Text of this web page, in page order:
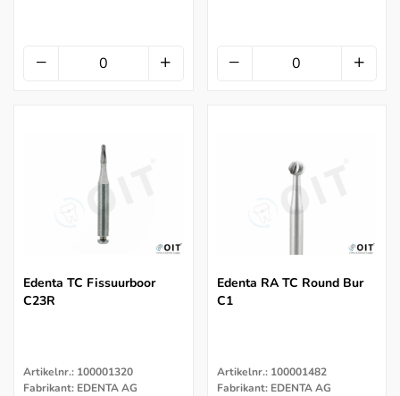
Edenta TC Fissuurboor
C23R
Artikelnr.: 100001320
Fabrikant: EDENTA AG
Edenta RA TC Round Bur
C1
Artikelnr.: 100001482
Fabrikant: EDENTA AG